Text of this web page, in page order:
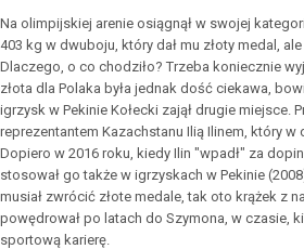
Na olimpijskiej arenie osiągnął w swojej
403 kg w dwuboju, który dał mu złoty medal,
Dlaczego, o co chodziło? Trzeba koniecznie
złota dla Polaka była jednak dość ciekawa,
igrzysk w Pekinie Kołecki zajął drugie miejsce.
reprezentantem Kazachstanu Ilią Ilinem, który w
Dopiero w 2016 roku, kiedy Ilin "wpadł" za
stosował go także w igrzyskach w Pekinie
musiał zwrócić złote medale, tak oto krążek z
powędrował po latach do Szymona, w czasie,
sportową karierę.